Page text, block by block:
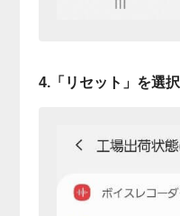
4.「リセット」を選択